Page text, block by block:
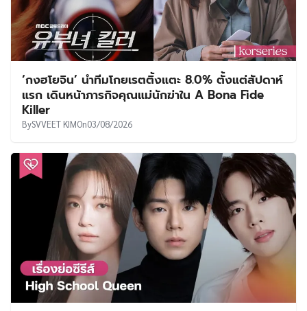
‘กงฮโยจิน’ นำทีมโกยเรตติ้งแตะ 8.0% ตั้งแต่สัปดาห์
แรก เดินหน้าภารกิจคุณแม่นักฆ่าใน A Bona Fide
Killer
BySVVEET KIMOn03/08/2026